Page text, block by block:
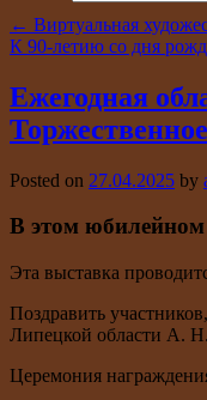
← Виртуальная
К 90-летию со дня
Ежегодная
Posted on 27.04.2025 by
В этом юбилейном
Эта выставка
Поздравить
Липецкой области А.
Церемония